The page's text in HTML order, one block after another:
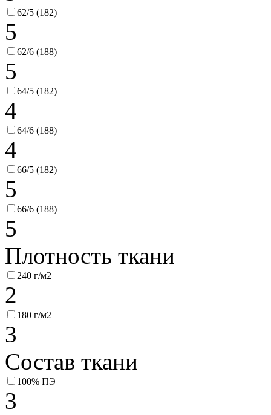
62/5 (182)
5
62/6 (188)
5
64/5 (182)
4
64/6 (188)
4
66/5 (182)
5
66/6 (188)
5
Плотность ткани
240 г/м2
2
180 г/м2
3
Состав ткани
100% ПЭ
3